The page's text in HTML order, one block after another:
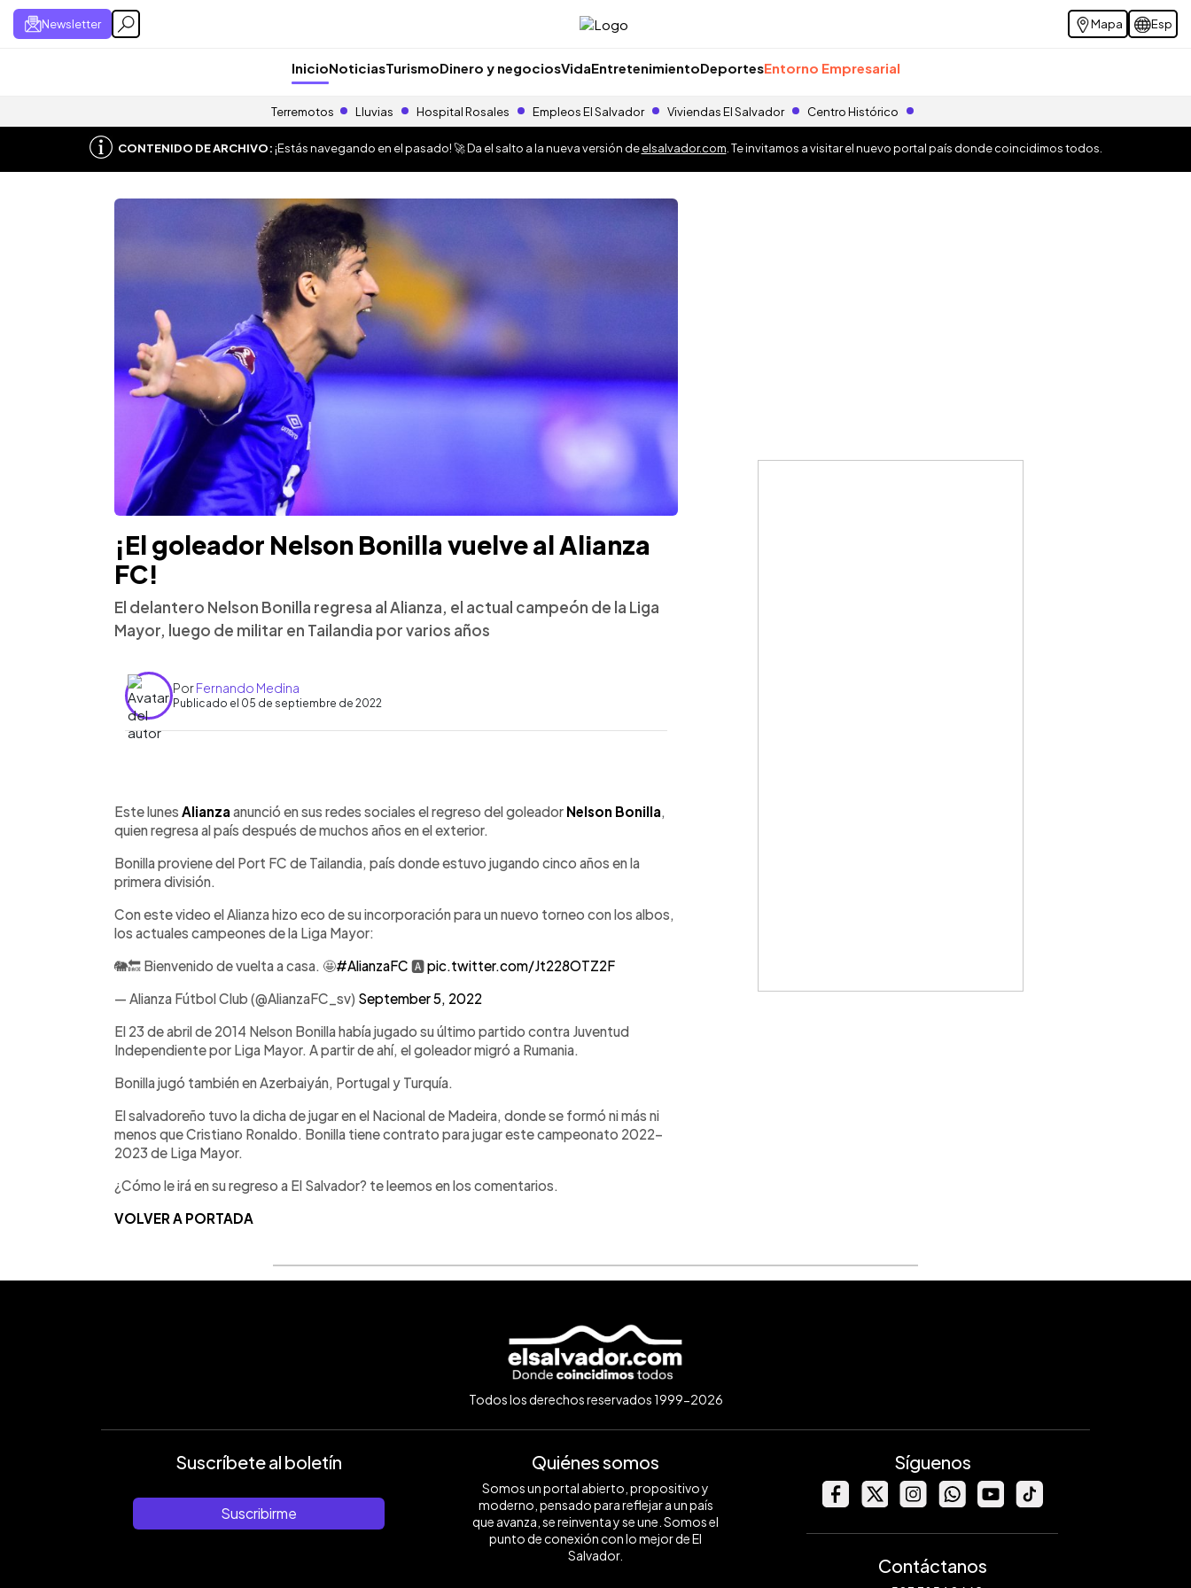
Newsletter Mapa Esp
InicioNoticiasTurismoDinero y negociosVidaEntretenimientoDeportesEntorno Empresarial
Terremotos Lluvias Hospital Rosales Empleos El Salvador Viviendas El Salvador Centro Histórico
CONTENIDO DE ARCHIVO:¡Estás navegando en el pasado! 🚀 Da el salto a la nueva versión deelsalvador.com . Te invitamos a visitar el nuevo portal país donde coincidimos todos.
¡El goleador Nelson Bonilla vuelve al Alianza
FC!
El delantero Nelson Bonilla regresa al Alianza, el actual campeón de la Liga
Mayor, luego de militar en Tailandia por varios años
PorFernando Medina
Publicado el 05 de septiembre de 2022
► Escuchar artículo
Este lunes Alianza anunció en sus redes sociales el regreso del goleador Nelson Bonilla
quien regresa al país después de muchos años en el exterior.
Bonilla proviene del Port FC de Tailandia, país donde estuvo jugando cinco años en la
primera división.
Con este video el Alianza hizo eco de su incorporación para un nuevo torneo con los albos,
los actuales campeones de la Liga Mayor:
🐘🔙 Bienvenido de vuelta a casa. 🤩#AlianzaFC 🅰️pic.twitter.com/Jt228OTZ2F
— Alianza Fútbol Club (@AlianzaFC_sv) September 5, 2022
El 23 de abril de 2014 Nelson Bonilla había jugado su último partido contra Juventud
Independiente por Liga Mayor. A partir de ahí, el goleador migró a Rumania.
Bonilla jugó también en Azerbaiyán, Portugal y Turquía.
El salvadoreño tuvo la dicha de jugar en el Nacional de Madeira, donde se formó ni más ni
menos que Cristiano Ronaldo. Bonilla tiene contrato para jugar este campeonato 2022-
2023 de Liga Mayor.
¿Cómo le irá en su regreso a El Salvador? te leemos en los comentarios.
VOLVER A PORTADA
Todos los derechos reservados 1999-2026
Suscríbete al boletín
Suscribirme
Quiénes somos
Somos un portal abierto, propositivo y
moderno, pensado para reflejar a un país
que avanza, se reinventa y se une. Somos el
punto de conexión con lo mejor de El
Salvador.
Síguenos
Contáctanos